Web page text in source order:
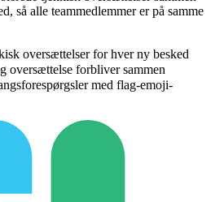
så alle teammedlemmer er på samme
oversættelser for hver ny besked
oversættelse forbliver sammen
med flag-emoji-